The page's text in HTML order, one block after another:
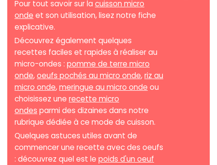
Pour tout savoir sur la cuisson micro
onde et son utilisation, lisez notre fiche
explicative.
Découvrez également quelques
recettes faciles et rapides à réaliser au
micro-ondes : pomme de terre micro
onde,oeufs pochés au micro onde,riz au
micro onde,meringue au micro onde ou
choisissez une recette micro
ondes parmi des dizaines dans notre
rubrique dédiée à ce mode de cuisson.
Quelques astuces utiles avant de
commencer une recette avec des oeufs
: découvrez quel est le poids d'un oeuf